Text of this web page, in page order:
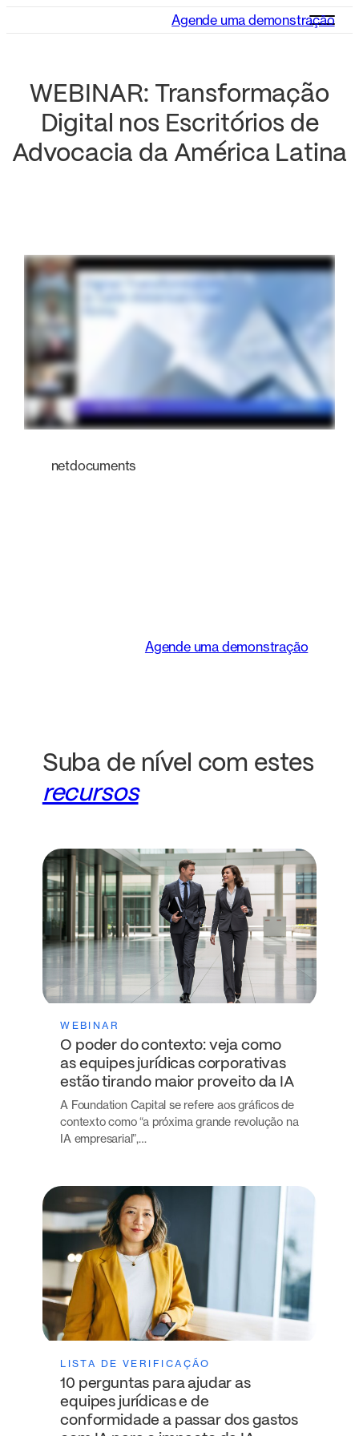
Agende uma demonstração
WEBINAR: Transformação
Digital nos Escritórios de
Advocacia da América Latina
netdocuments
Agende uma demonstração
Suba de nível com estes
recursos
WEBINAR
O poder do contexto: veja como
as equipes jurídicas corporativas
estão tirando maior proveito da IA
A Foundation Capital se refere aos gráficos de
contexto como “a próxima grande revolução na
IA empresarial”,…
LISTA DE VERIFICAÇÃO
10 perguntas para ajudar as
equipes jurídicas e de
conformidade a passar dos gastos